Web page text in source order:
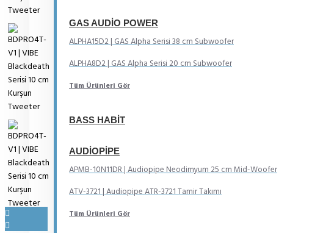
GAS AUDIO POWER
ALPHA15D2 | GAS Alpha Serisi 38 cm Subwoofer
ALPHA8D2 | GAS Alpha Serisi 20 cm Subwoofer
Tüm Ürünleri Gör
BASS HABIT
AUDIOPIPE
APMB-10N11DR | Audiopipe Neodimyum 25 cm Mid-Woofer
ATV-3721 | Audiopipe ATR-3721 Tamir Takımı
Tüm Ürünleri Gör